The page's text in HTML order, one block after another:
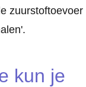
zuurstoftoevoer
kun je